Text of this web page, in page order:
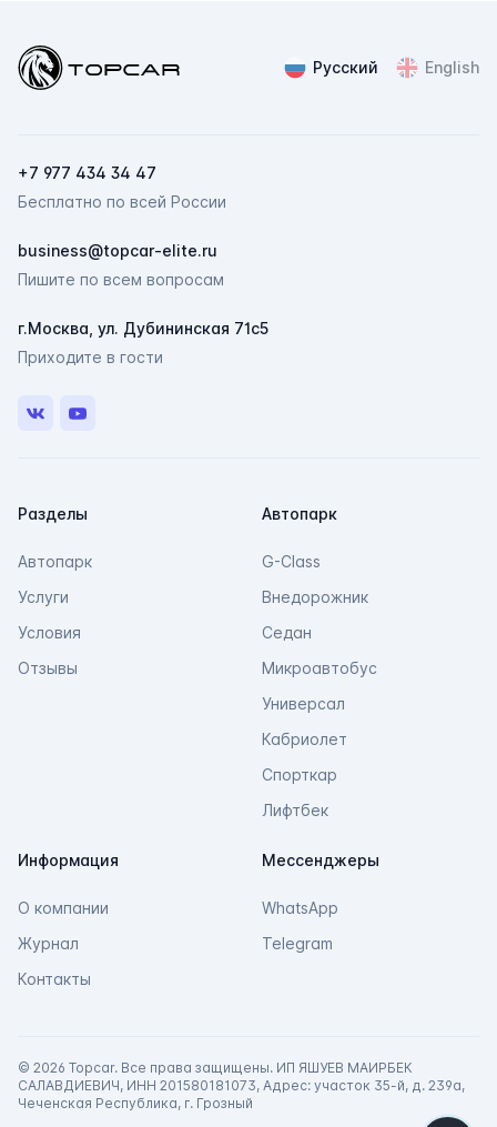
Topcar Русский English
+7 977 434 34 47
Бесплатно по всей России
business@topcar-elite.ru
Пишите по всем вопросам
г.Москва, ул. Дубининская 71с5
Приходите в гости
VK Youtube
Разделы
Автопарк
Услуги
Условия
Отзывы
Автопарк
G-Class
Внедорожник
Седан
Микроавтобус
Универсал
Кабриолет
Спорткар
Лифтбек
Информация
О компании
Журнал
Контакты
Мессенджеры
WhatsApp
Telegram
© 2026 Topcar. Все права защищены. ИП ЯШУЕВ МАИРБЕК
САЛАВДИЕВИЧ, ИНН 201580181073, Адрес: участок 35-й, д. 239а,
Чеченская Республика, г. Грозный
ChatApp
Мессенджеры
Свяжитесь с нами через любой удобный